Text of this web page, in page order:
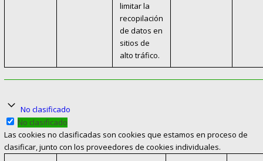
limitar la
recopilación
de datos en
sitios de
alto tráfico.
No clasificado
No clasificado
Las cookies no clasificadas son cookies que estamos en proceso de
clasificar, junto con los proveedores de cookies individuales.